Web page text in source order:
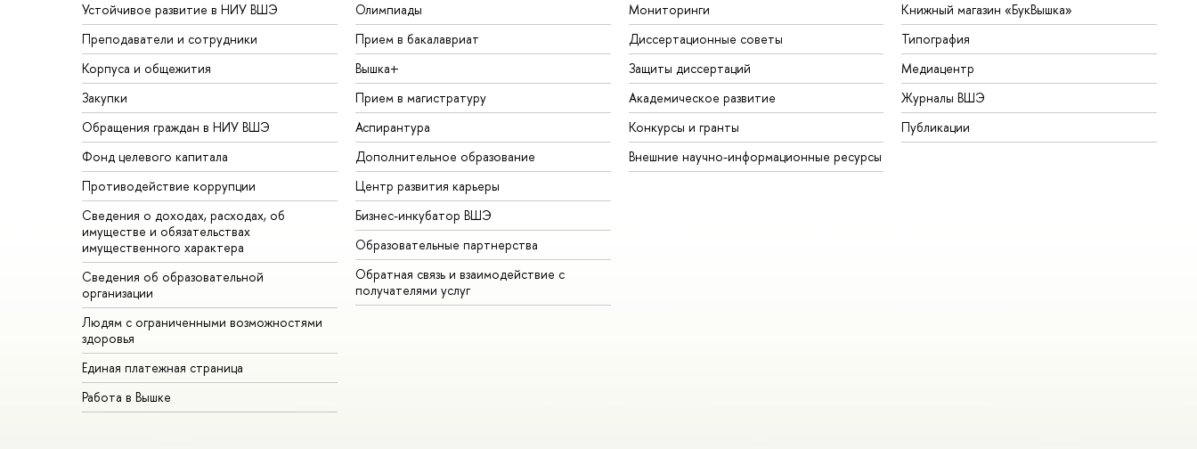
Устойчивое развитие в НИУ ВШЭ
Преподаватели и сотрудники
Корпуса и общежития
Закупки
Обращения граждан в НИУ ВШЭ
Фонд целевого капитала
Противодействие коррупции
Сведения о доходах, расходах, об
имуществе и обязательствах
имущественного характера
Сведения об образовательной
организации
Людям с ограниченными возможностями
здоровья
Единая платежная страница
Работа в Вышке
Олимпиады
Прием в бакалавриат
Вышка+
Прием в магистратуру
Аспирантура
Дополнительное образование
Центр развития карьеры
Бизнес-инкубатор ВШЭ
Образовательные партнерства
Обратная связь и взаимодействие с
получателями услуг
Мониторинги
Диссертационные советы
Защиты диссертаций
Академическое развитие
Конкурсы и гранты
Внешние научно-информационные ресурсы
Книжный магазин «БукВышка»
Типография
Медиацентр
Журналы ВШЭ
Публикации